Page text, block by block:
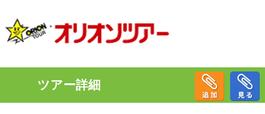
ツアー詳細